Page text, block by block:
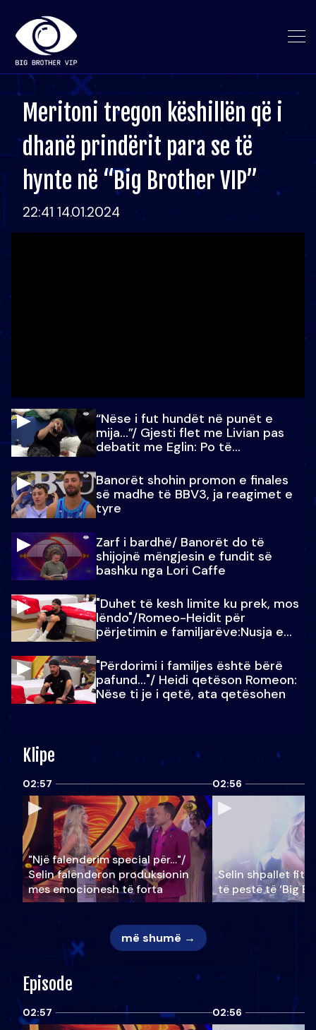
Meritoni tregon këshillën që i
dhanë prindërit para se të
hynte në “Big Brother VIP”
22:41 14.01.2024
“Nëse i fut hundët në punët e
mija…”/ Gjesti flet me Livian pas
debatit me Eglin: Po të
Banorët shohin promon e finales
së madhe të BBV3, ja reagimet e
tyre
Zarf i bardhë/ Banorët do të
shijojnë mëngjesin e fundit së
bashku nga Lori Caffe
"Duhet të kesh limite ku prek, mos
lëndo"/Romeo-Heidit për
përjetimin e familjarëve:Nusja e
"Përdorimi i familjes është bërë
pafund…"/ Heidi qetëson Romeon:
Nëse ti je i qetë, ata qetësohen
Klipe
02:57
"Një falenderim special për…"/
Selin falënderon produksionin
mes emocionesh të forta
02:56
Selin shpallet
të pestë të ‘Big
më shumë →
Episode
02:57 02:56